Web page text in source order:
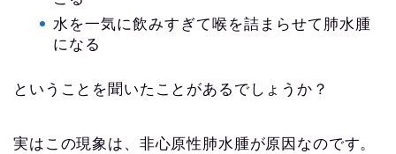
水を一気に飲みすぎて喉を詰まらせて肺水腫
になる
ということを聞いたことがあるでしょうか？
実はこの現象は、非心原性肺水腫が原因なのです。